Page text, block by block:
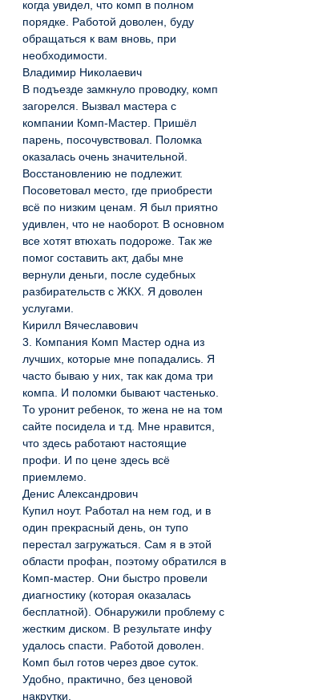
когда увидел, что комп в полном
порядке. Работой доволен, буду
обращаться к вам вновь, при
необходимости.
Владимир Николаевич
В подъезде замкнуло проводку, комп
загорелся. Вызвал мастера с
компании Комп-Мастер. Пришёл
парень, посочувствовал. Поломка
оказалась очень значительной.
Восстановлению не подлежит.
Посоветовал место, где приобрести
всё по низким ценам. Я был приятно
удивлен, что не наоборот. В основном
все хотят втюхать подороже. Так же
помог составить акт, дабы мне
вернули деньги, после судебных
разбирательств с ЖКХ. Я доволен
услугами.
Кирилл Вячеславович
3. Компания Комп Мастер одна из
лучших, которые мне попадались. Я
часто бываю у них, так как дома три
компа. И поломки бывают частенько.
То уронит ребенок, то жена не на том
сайте посидела и т.д. Мне нравится,
что здесь работают настоящие
профи. И по цене здесь всё
приемлемо.
Денис Александрович
Купил ноут. Работал на нем год, и в
один прекрасный день, он тупо
перестал загружаться. Сам я в этой
области профан, поэтому обратился в
Комп-мастер. Они быстро провели
диагностику (которая оказалась
бесплатной). Обнаружили проблему с
жестким диском. В результате инфу
удалось спасти. Работой доволен.
Комп был готов через двое суток.
Удобно, практично, без ценовой
накрутки.